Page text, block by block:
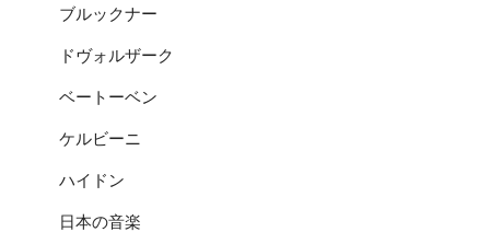
ブルックナー
ドヴォルザーク
ベートーベン
ケルビーニ
ハイドン
日本の音楽